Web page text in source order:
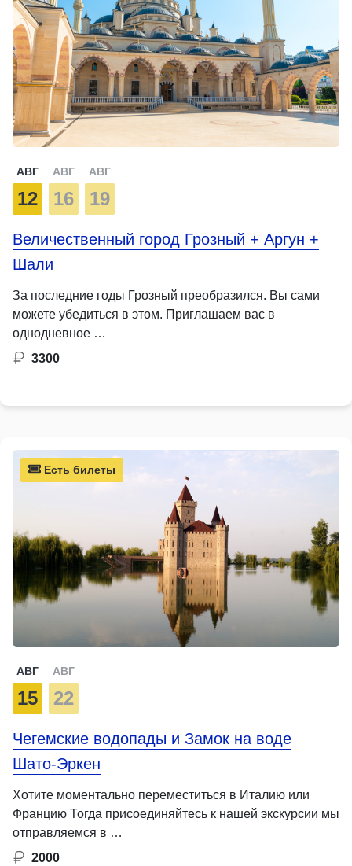
АВГ
12
АВГ
16
АВГ
19
Величественный город Грозный + Аргун +
Шали
За последние годы Грозный преобразился. Вы сами
можете убедиться в этом. Приглашаем вас в
однодневное …
3300
Есть билеты
АВГ
15
АВГ
22
Чегемские водопады и Замок на воде
Шато-Эркен
Хотите моментально переместиться в Италию или
Францию Тогда присоединяйтесь к нашей экскурсии мы
отправляемся в …
2000